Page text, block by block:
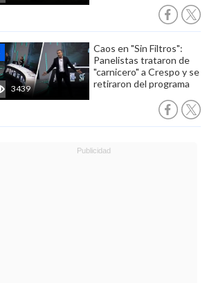
3439
Caos en "Sin Filtros":
Panelistas trataron de
"carnicero" a Crespo y se
retiraron del programa